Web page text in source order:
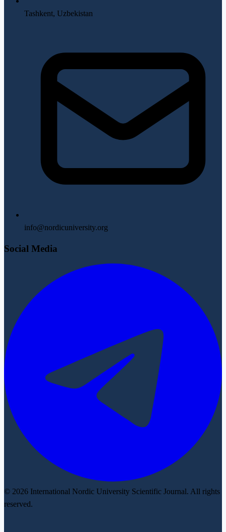
Tashkent, Uzbekistan
info@nordicuniversity.org
Social Media
© 2026 International Nordic University Scientific Journal. All rights
reserved.